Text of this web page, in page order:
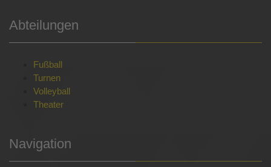
Abteilungen
Fußball
Turnen
Volleyball
Theater
Navigation